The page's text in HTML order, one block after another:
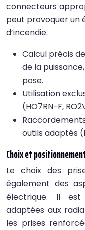
connecteurs
peut provoquer un
d’incendie.
Calcul précis
de la
pose.
Utilisation
(HO7RN-F,
outils adaptés
Choix et
Le choix des
également des
électrique. Il est
adaptées aux
les prises